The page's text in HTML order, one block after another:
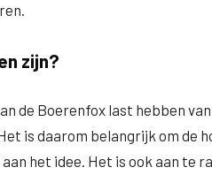
zijn?
de Boerenfox last hebben
is daarom belangrijk om de
het idee. Het is ook aan te